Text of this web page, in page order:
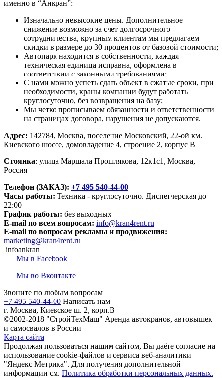
именно в “Анкран”:
Изначально невысокие цены. Дополнительное
снижение возможно за счет долгосрочного
сотрудничества, крупным клиентам мы предлагаем
скидки в размере до 30 процентов от базовой стоимости;
Автопарк находится в собственности, каждая
техническая единица исправна, оформлена в
соответствии с законными требованиями;
С нами можно успеть сдать объект в сжатые сроки, при
необходимости, краны компании будут работать
круглосуточно, без возвращения на базу;
Мы четко прописываем обязанности и ответственности
на страницах договора, нарушения не допускаются.
Адрес: 142784, Москва, поселение Московский, 22-ой км.
Киевского шоссе, домовладение 4, строение 2, корпус В
Стоянка: улица Маршала Прошлякова, 12к1с1, Москва,
Россия
Телефон (ЗАКАЗ): +7 495 540-44-00
Часы работы: Техника - круглосуточно. Диспетчерская до
22:00
График работы: без выходных
E-mail по всем вопросам: info@kran4rent.ru
E-mail по вопросам рекламы и продвижения:
marketing@kran4rent.ru
infoankran
Мы в Facebook
Мы во Вконтакте
Звоните по любым вопросам
+7 495 540-44-00 Написать нам
г. Москва, Киевское ш. 2, корп.В
©2002-2018 "СтройТехМаш" Аренда автокранов, автовышек
и самосвалов в России
Карта сайта
Продолжая пользоваться нашим сайтом, Вы даёте согласие на
использование cookie-файлов и сервиса веб-аналитики
"Яндекс Метрика". Для получения дополнительной
информации см. Политика обработки персональных данных.